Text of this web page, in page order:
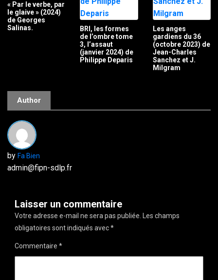
« Par le verbe, par
le glaive » (2024)
de Georges
Salinas.
BRI, les formes
de l’ombre tome
3, l’assaut
(janvier 2024) de
Philippe Deparis
Les anges
gardiens du 36
(octobre 2023) de
Jean-Charles
Sanchez et J.
Milgram
Author
by Fa Bien
admin@fipn-sdlp.fr
Laisser un commentaire
Votre adresse e-mail ne sera pas publiée. Les champs
obligatoires sont indiqués avec*
Commentaire *